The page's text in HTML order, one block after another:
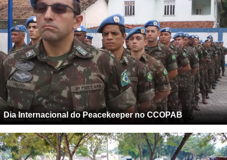
Dia Internacional do Peacekeeper no CCOPAB